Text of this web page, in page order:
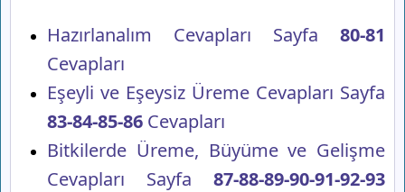
Hazırlanalım Cevapları Sayfa 80-81
Cevapları
Eşeyli ve Eşeysiz Üreme Cevapları Sayfa
83-84-85-86 Cevapları
Bitkilerde Üreme, Büyüme ve Gelişme
Cevapları Sayfa 87-88-89-90-91-92-93